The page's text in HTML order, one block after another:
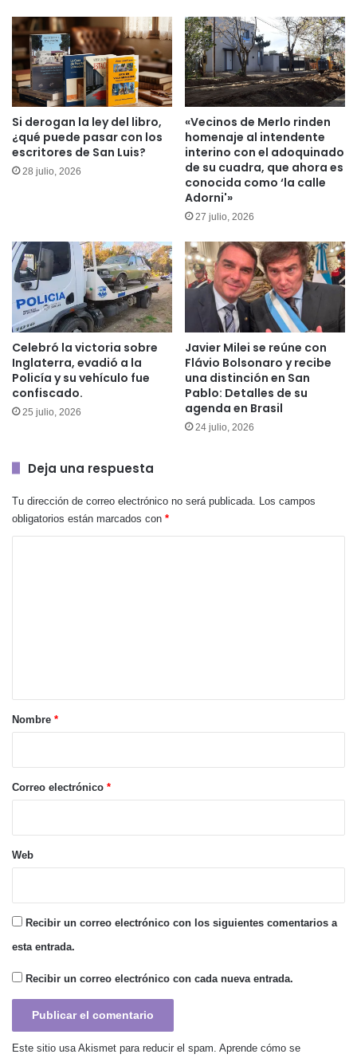
un
poco
más
cruel
Si derogan la ley del libro,
¿qué puede pasar con los
escritores de San Luis?
28 julio, 2026
«Vecinos de Merlo rinden
homenaje al intendente
interino con el adoquinado
de su cuadra, que ahora es
conocida como ‘la calle
Adorni'»
27 julio, 2026
Celebró la victoria sobre
Inglaterra, evadió a la
Policía y su vehículo fue
confiscado.
25 julio, 2026
Javier Milei se reúne con
Flávio Bolsonaro y recibe
una distinción en San
Pablo: Detalles de su
agenda en Brasil
24 julio, 2026
Deja una respuesta
Tu dirección de correo electrónico no será publicada.
Los campos
obligatorios están marcados con *
r
*
Nombre *
Correo electrónico *
Web
Recibir un correo electrónico con los siguientes comentarios a
esta entrada.
Recibir un correo electrónico con cada nueva entrada.
Este sitio usa Akismet para reducir el spam. Aprende cómo se